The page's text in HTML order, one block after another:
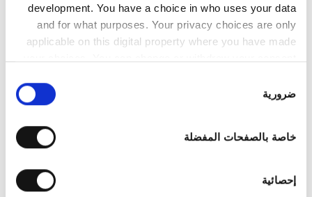
development. You have a choice in who uses your data
and for what purposes. Your privacy choices are only
applicable on this digital property where you have made
the Privacy trigger icon.
Collect information about your geographical
meters
Identify your device by actively scanning it for
الموافقة
ضرورية
خاصة بالصفحات المفضلة
إحصائية
الأحد مُغلقة
طاقم العمل